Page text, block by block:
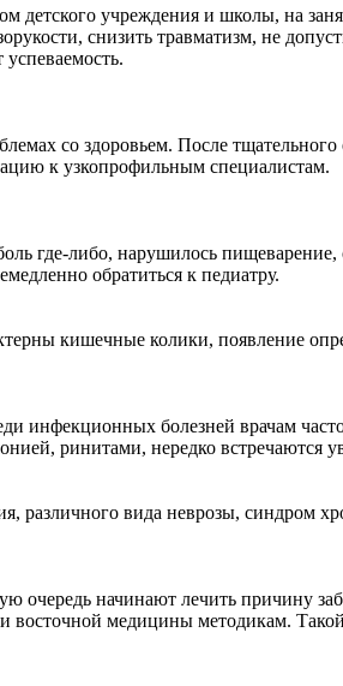
детского учреждения и школы, на
снизить травматизм, не
со здоровьем. После
к узкопрофильным
где-либо, нарушилось
обратиться к педиатру.
кишечные колики, появление
инфекционных болезней врачам
ринитами, нередко встречаются
различного вида неврозы, синдром
начинают лечить причину
медицины методикам.